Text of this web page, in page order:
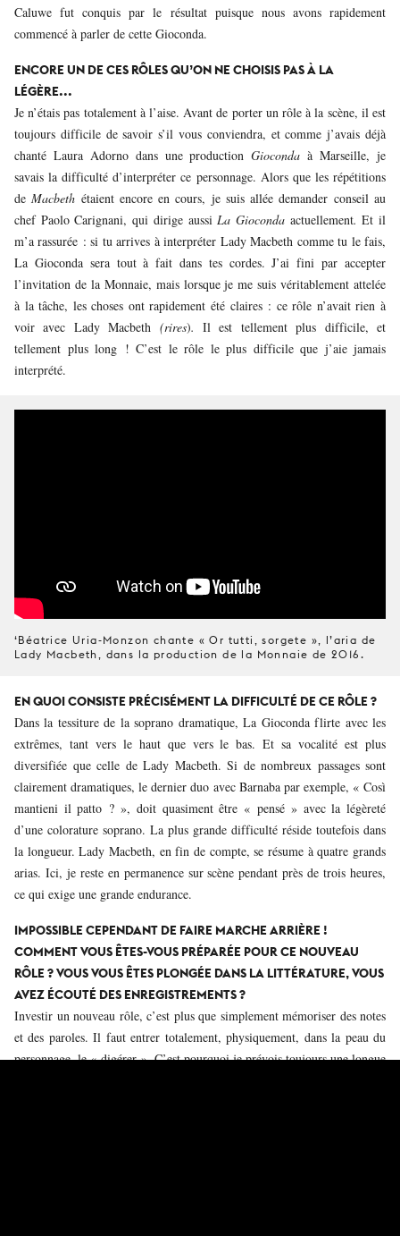
Caluwe fut conquis par le résultat puisque nous avons rapidement
commencé à parler de cette Gioconda.
ENCORE UN DE CES RÔLES QU’ON NE CHOISIS PAS À LA
LÉGÈRE...
Je n’étais pas totalement à l’aise. Avant de porter un rôle à la scène, il est
toujours difficile de savoir s’il vous conviendra, et comme j’avais déjà
chanté Laura Adorno dans une productionGiocondaà Marseille, je
savais la difficulté d’interpréter ce personnage. Alors que les répétitions
deMacbeth étaient encore en cours, je suis allée demander conseil au
chef Paolo Carignani, qui dirige aussiLa Gioconda actuellement. Et il
m’a rassurée : si tu arrives à interpréter Lady Macbeth comme tu le fais,
La Gioconda sera tout à fait dans tes cordes. J’ai fini par accepter
l’invitation de la Monnaie, mais lorsque je me suis véritablement attelée
à la tâche, les choses ont rapidement été claires : ce rôle n’avait rien à
voir avec Lady Macbeth (rires). Il est tellement plus difficile, et
tellement plus long ! C’est le rôle le plus difficile que j’aie jamais
interprété.
‘Béatrice Uria-Monzon chante « Or tutti, sorgete », l’aria de
Lady Macbeth, dans la production de la Monnaie de 2016.
EN QUOI CONSISTE PRÉCISÉMENT LA DIFFICULTÉ DE CE RÔLE ?
Dans la tessiture de la soprano dramatique, La Gioconda flirte avec les
extrêmes, tant vers le haut que vers le bas. Et sa vocalité est plus
diversifiée que celle de Lady Macbeth. Si de nombreux passages sont
clairement dramatiques, le dernier duo avec Barnaba par exemple, « Così
mantieni il patto ? », doit quasiment être « pensé » avec la légèreté
d’une colorature soprano. La plus grande difficulté réside toutefois dans
la longueur. Lady Macbeth, en fin de compte, se résume à quatre grands
arias. Ici, je reste en permanence sur scène pendant près de trois heures,
ce qui exige une grande endurance.
IMPOSSIBLE CEPENDANT DE FAIRE MARCHE ARRIÈRE !
COMMENT VOUS ÊTES-VOUS PRÉPARÉE POUR CE NOUVEAU
RÔLE ? VOUS VOUS ÊTES PLONGÉE DANS LA LITTÉRATURE, VOUS
AVEZ ÉCOUTÉ DES ENREGISTREMENTS ?
Investir un nouveau rôle, c’est plus que simplement mémoriser des notes
et des paroles. Il faut entrer totalement, physiquement, dans la peau du
personnage, le « digérer ». C’est pourquoi je prévois toujours une longue